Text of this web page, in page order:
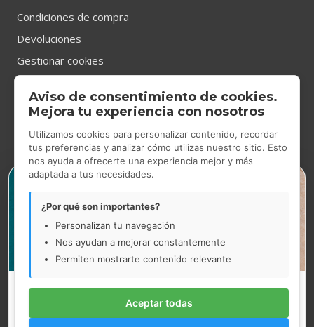
Vacaciones de verano
Nuestra tienda de Gran Via de les Corts Catalanes, 531
Condiciones de compra
Devoluciones
Gestionar cookies
CONTACTO
Tienda Showroomen Gran Via de les Corts Catalanes 531,
Barcelona.
De lunes a jueves de 9.00h a 14.00h y de 14.30h a 17.30h.
Viernes de 9.00h a 15.00h.
93 454 52 33
marcelovila@marcelovila.com
Aviso de consentimiento de cookies.
Mejora tu experiencia con nosotros
Utilizamos cookies para personalizar contenido, recordar
tus preferencias y analizar cómo utilizas nuestro sitio. Esto
nos ayuda a ofrecerte una experiencia mejor y más
adaptada a tus necesidades.
¿Por qué son importantes?
Personalizan tu navegación
Nos ayudan a mejorar constantemente
Permiten mostrarte contenido relevante
Aceptar todas